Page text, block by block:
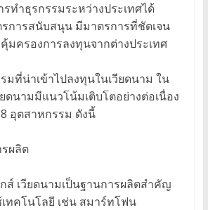
ทำธุรกรรมระหว่างประเทศได้
การสนับสนุน มีมาตรการที่ชัดเจน
มครองการลงทุนจากต่างประเทศ
มที่น่าเข้าไปลงทุนในเวียดนาม ใน
ดนามมีแนวโน้มเติบโตอย่างต่อเนื่อง
อุตสาหกรรม ดังนี้
ผลิต
ส์ เวียดนามเป็นฐานการผลิตสำคัญ
ทคโนโลยี เช่น สมาร์ทโฟน